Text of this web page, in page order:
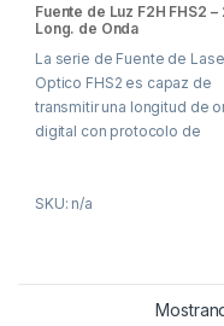
Fuente de Luz F2H FHS2 –
Long. de Onda
La serie de Fuente de
Optico FHS2 es capaz de
transmitir una longitud de
digital con protocolo de
SKU: n/a